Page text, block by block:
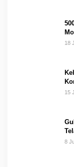
18
15
8